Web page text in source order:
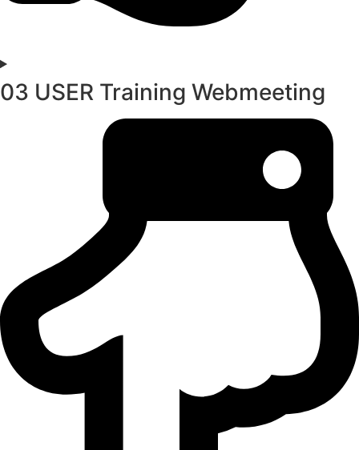
03 USER Training Webmeeting